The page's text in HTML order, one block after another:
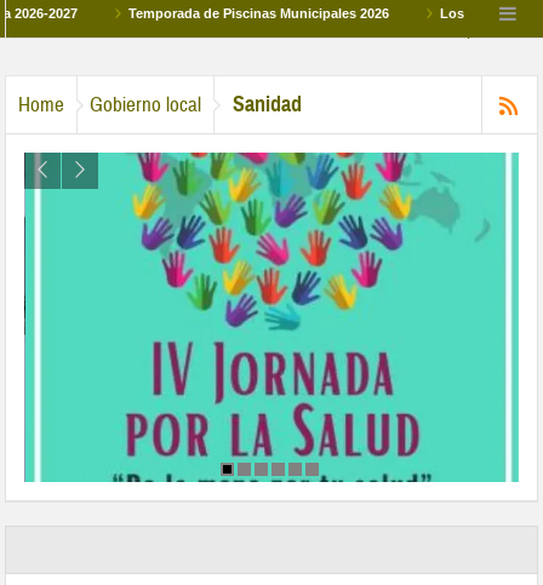
Temporada de Piscinas Municipales 2026 Los Campus de
Home Gobierno local Sanidad